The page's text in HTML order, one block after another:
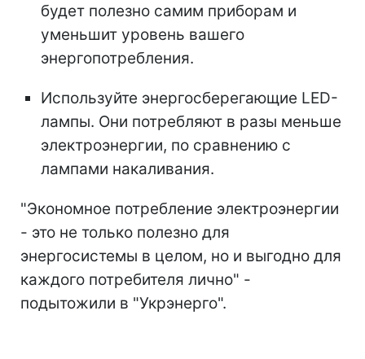
будет полезно самим приборам и
уменьшит уровень вашего
энергопотребления.
Используйте энергосберегающие LED-
лампы. Они потребляют в разы меньше
электроэнергии, по сравнению с
лампами накаливания.
"Экономное потребление электроэнергии
- это не только полезно для
энергосистемы в целом, но и выгодно для
каждого потребителя лично" -
подытожили в "Укрэнерго".